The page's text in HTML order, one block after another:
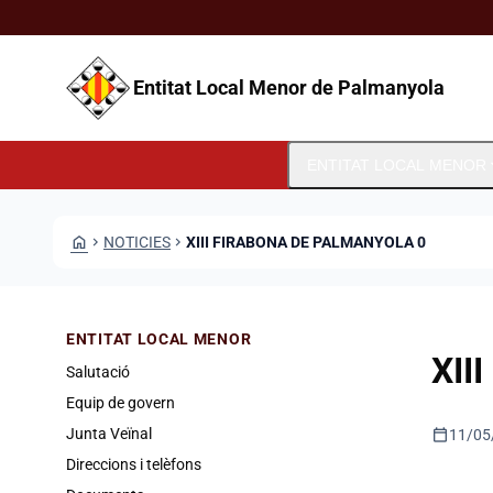
Entitat Local Menor de Palmanyola
HOME CHEVRON_RIGHT NOTICIES CHEVRON_RIGHT XIII FIRABONA DE PALMANYOLA 0
ENTITAT LOCAL MENOR
Salutació
Equip de govern
Junta Veïnal
Direccions i telèfons
XIII
calendar_today11/